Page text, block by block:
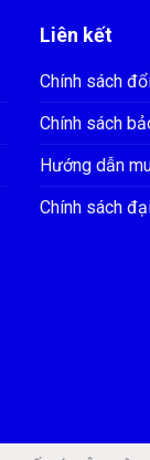
Liên kết
Chính sách
Chính sách
Hướng dẫn
Chính sách